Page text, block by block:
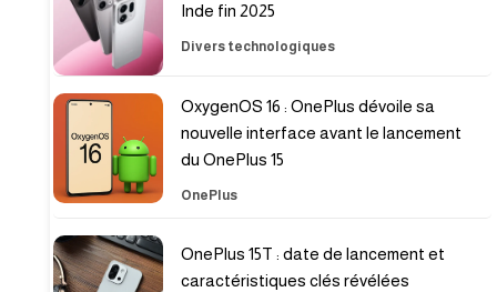
Inde fin 2025
Divers technologiques
OxygenOS 16 : OnePlus dévoile sa
nouvelle interface avant le lancement
du OnePlus 15
OnePlus
OnePlus 15T : date de lancement et
caractéristiques clés révélées